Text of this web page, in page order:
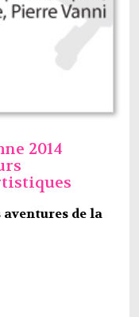
2014
aventures de la